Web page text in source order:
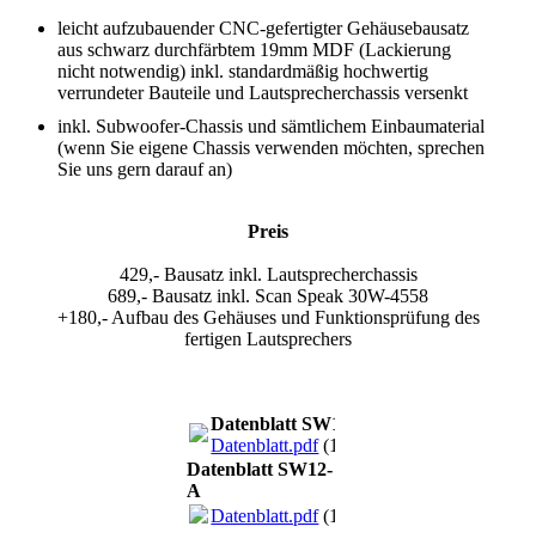
leicht aufzubauender CNC-gefertigter Gehäusebausatz
aus schwarz durchfärbtem 19mm MDF (Lackierung
nicht notwendig) inkl. standardmäßig hochwertig
verrundeter Bauteile und Lautsprecherchassis versenkt
inkl. Subwoofer-Chassis und sämtlichem Einbaumaterial
(wenn Sie eigene Chassis verwenden möchten, sprechen
Sie uns gern darauf an)
Preis
429,- Bausatz inkl. Lautsprecherchassis
689,- Bausatz inkl. Scan Speak 30W-4558
+180,- Aufbau des Gehäuses und Funktionsprüfung des
fertigen Lautsprechers
Datenblatt SW12-A
Datenblatt.pdf(150.74KB)
Datenblatt SW12-
A
Datenblatt.pdf(150.74KB)